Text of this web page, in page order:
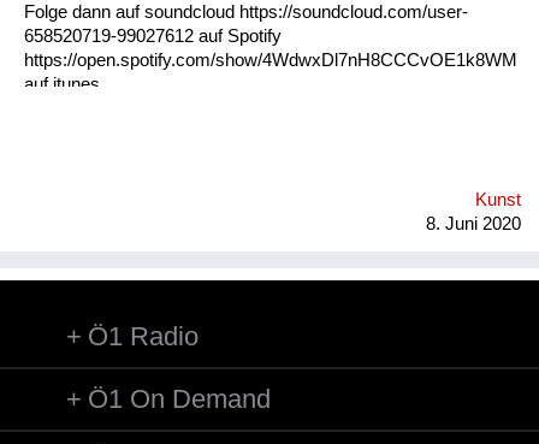
Folge dann auf soundcloud https://soundcloud.com/user-
658520719-99027612 auf Spotify
https://open.spotify.com/show/4WdwxDl7nH8CCCvOE1k8WM
auf itunes
Kunst
8. Juni 2020
Ö1 Radio
Ö1 On Demand